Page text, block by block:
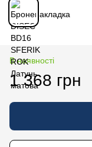
В наявності
1 368 грн